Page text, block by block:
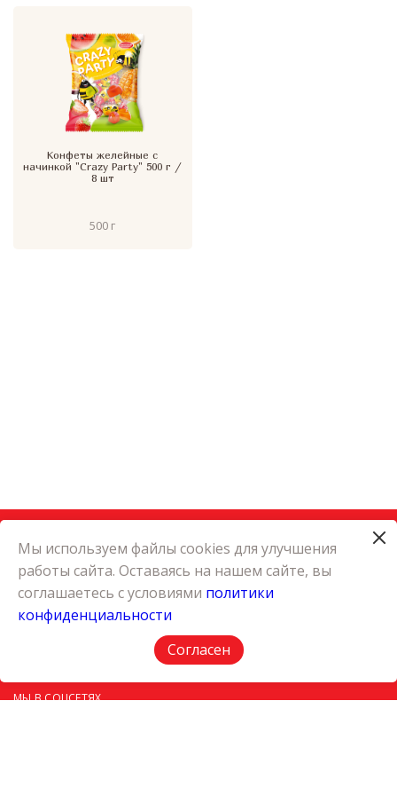
Конфеты желейные с
начинкой "Crazy Party" 500 г /
8 шт
500 г
КАТАЛОГ
КАРЬЕРА
О КОМПАНИИ
ПОЛИТИКА КОНФИДЕНЦИАЛЬНОСТИ
МЫ В СОЦСЕТЯХ
Мы используем файлы cookies для улучшения
работы сайта. Оставаясь на нашем сайте, вы
соглашаетесь с условиями политики
конфиденциальности
Согласен